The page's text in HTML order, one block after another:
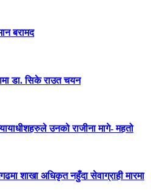
बरामद
डा. सिके राउत चयन
उनको राजीना मागे- महतो
शाखा अधिकृत नहुँदा सेवाग्राही मारमा